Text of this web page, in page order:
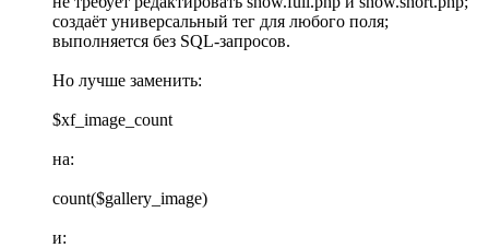
создаёт универсальный тег для любого поля;
выполняется без SQL-запросов.
Но лучше заменить:
$xf_image_count
на:
count($gallery_image)
и: